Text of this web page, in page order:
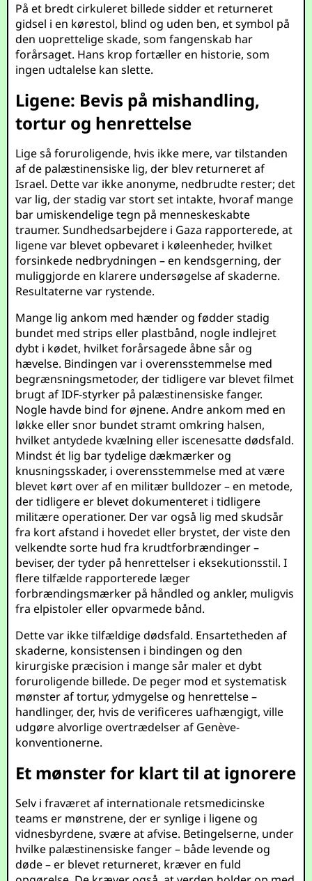
På et bredt cirkuleret billede sidder et returneret
gidsel i en kørestol, blind og uden ben, et symbol på
den uoprettelige skade, som fangenskab har
forårsaget. Hans krop fortæller en historie, som
ingen udtalelse kan slette.
Ligene: Bevis på mishandling,
tortur og henrettelse
Lige så foruroligende, hvis ikke mere, var tilstanden
af de palæstinensiske lig, der blev returneret af
Israel. Dette var ikke anonyme, nedbrudte rester; det
var lig, der stadig var stort set intakte, hvoraf mange
bar umiskendelige tegn på menneskeskabte
traumer. Sundhedsarbejdere i Gaza rapporterede, at
ligene var blevet opbevaret i køleenheder, hvilket
forsinkede nedbrydningen – en kendsgerning, der
muliggjorde en klarere undersøgelse af skaderne.
Resultaterne var rystende.
Mange lig ankom med hænder og fødder stadig
bundet med strips eller plastbånd, nogle indlejret
dybt i kødet, hvilket forårsagede åbne sår og
hævelse. Bindingen var i overensstemmelse med
begrænsningsmetoder, der tidligere var blevet filmet
brugt af IDF-styrker på palæstinensiske fanger.
Nogle havde bind for øjnene. Andre ankom med en
løkke eller snor bundet stramt omkring halsen,
hvilket antydede kvælning eller iscenesatte dødsfald.
Mindst ét lig bar tydelige dækmærker og
knusningsskader, i overensstemmelse med at være
blevet kørt over af en militær bulldozer – en metode,
der tidligere er blevet dokumenteret i tidligere
militære operationer. Der var også lig med skudsår
fra kort afstand i hovedet eller brystet, der viste den
velkendte sorte hud fra krudtforbrændinger –
beviser, der tyder på henrettelser i eksekutionsstil. I
flere tilfælde rapporterede læger
forbrændingsmærker på håndled og ankler, muligvis
fra elpistoler eller opvarmede bånd.
Dette var ikke tilfældige dødsfald. Ensartetheden af
skaderne, konsistensen i bindingen og den
kirurgiske præcision i mange sår maler et dybt
foruroligende billede. De peger mod et systematisk
mønster af tortur, ydmygelse og henrettelse –
handlinger, der, hvis de verificeres uafhængigt, ville
udgøre alvorlige overtrædelser af Genève-
konventionerne.
Et mønster for klart til at ignorere
Selv i fraværet af internationale retsmedicinske
teams er mønstrene, der er synlige i ligene og
vidnesbyrdene, svære at afvise. Betingelserne, under
hvilke palæstinensiske fanger – både levende og
døde – er blevet returneret, kræver en fuld